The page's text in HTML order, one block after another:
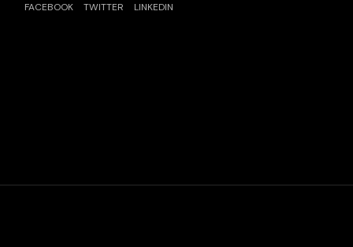
FACEBOOK TWITTER LINKEDIN